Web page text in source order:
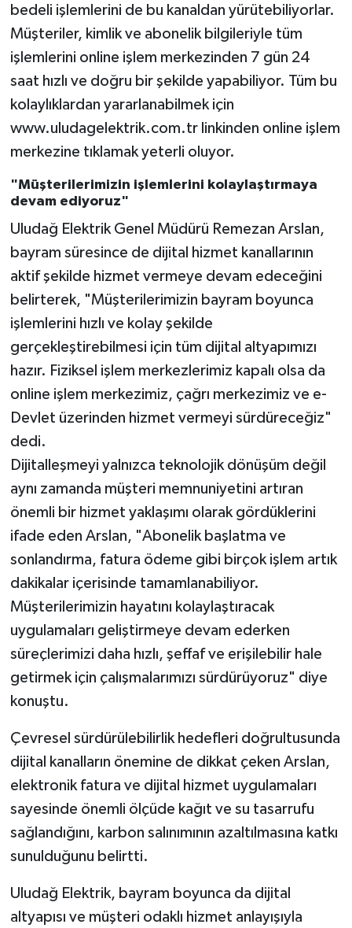
bedeli işlemlerini de bu kanaldan yürütebiliyorlar.
Müşteriler, kimlik ve abonelik bilgileriyle tüm
işlemlerini online işlem merkezinden 7 gün 24
saat hızlı ve doğru bir şekilde yapabiliyor. Tüm bu
kolaylıklardan yararlanabilmek için
www.uludagelektrik.com.tr linkinden online işlem
merkezine tıklamak yeterli oluyor.
"Müşterilerimizin işlemlerini kolaylaştırmaya
devam ediyoruz"
Uludağ Elektrik Genel Müdürü Remezan Arslan,
bayram süresince de dijital hizmet kanallarının
aktif şekilde hizmet vermeye devam edeceğini
belirterek, "Müşterilerimizin bayram boyunca
işlemlerini hızlı ve kolay şekilde
gerçekleştirebilmesi için tüm dijital altyapımızı
hazır. Fiziksel işlem merkezlerimiz kapalı olsa da
online işlem merkezimiz, çağrı merkezimiz ve e-
Devlet üzerinden hizmet vermeyi sürdüreceğiz"
dedi.
Dijitalleşmeyi yalnızca teknolojik dönüşüm değil
aynı zamanda müşteri memnuniyetini artıran
önemli bir hizmet yaklaşımı olarak gördüklerini
ifade eden Arslan, "Abonelik başlatma ve
sonlandırma, fatura ödeme gibi birçok işlem artık
dakikalar içerisinde tamamlanabiliyor.
Müşterilerimizin hayatını kolaylaştıracak
uygulamaları geliştirmeye devam ederken
süreçlerimizi daha hızlı, şeffaf ve erişilebilir hale
getirmek için çalışmalarımızı sürdürüyoruz" diye
konuştu.
Çevresel sürdürülebilirlik hedefleri doğrultusunda
dijital kanalların önemine de dikkat çeken Arslan,
elektronik fatura ve dijital hizmet uygulamaları
sayesinde önemli ölçüde kağıt ve su tasarrufu
sağlandığını, karbon salınımının azaltılmasına katkı
sunulduğunu belirtti.
Uludağ Elektrik, bayram boyunca da dijital
altyapısı ve müşteri odaklı hizmet anlayışıyla